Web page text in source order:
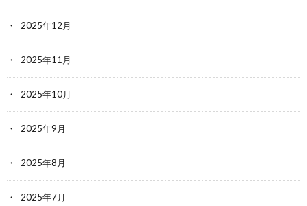
2025年12月
2025年11月
2025年10月
2025年9月
2025年8月
2025年7月